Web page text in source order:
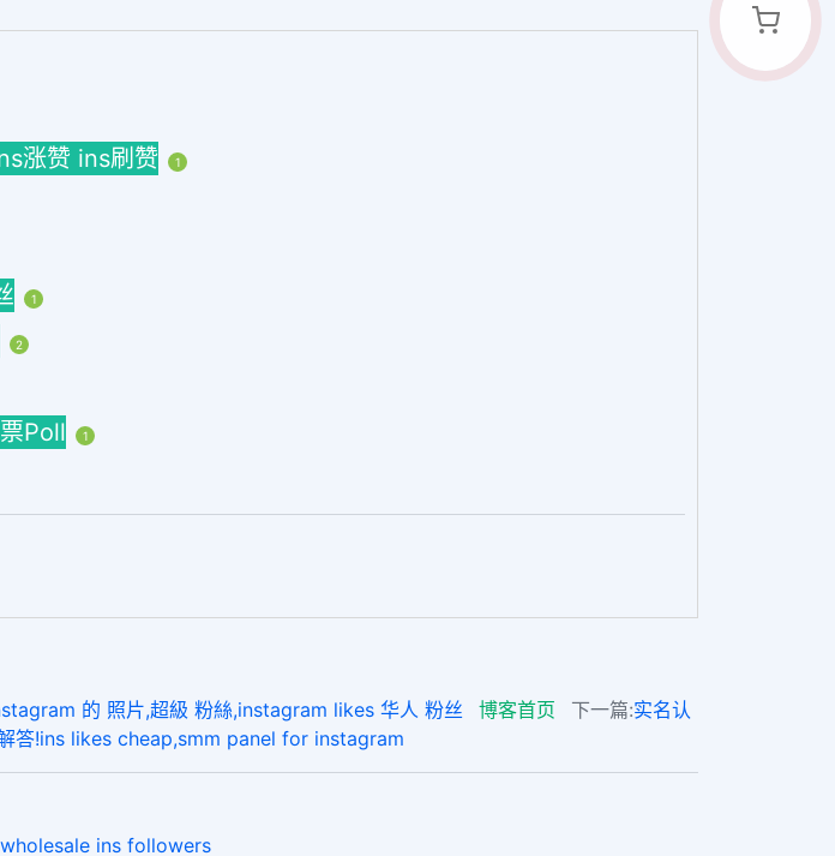
涨赞 ins刷赞 1
1
2
Poll 1
的 照片,超級 粉絲,instagram likes 华人 粉丝 博客首页 下一篇:实名认
答!ins likes cheap,smm panel for instagram
ins followers